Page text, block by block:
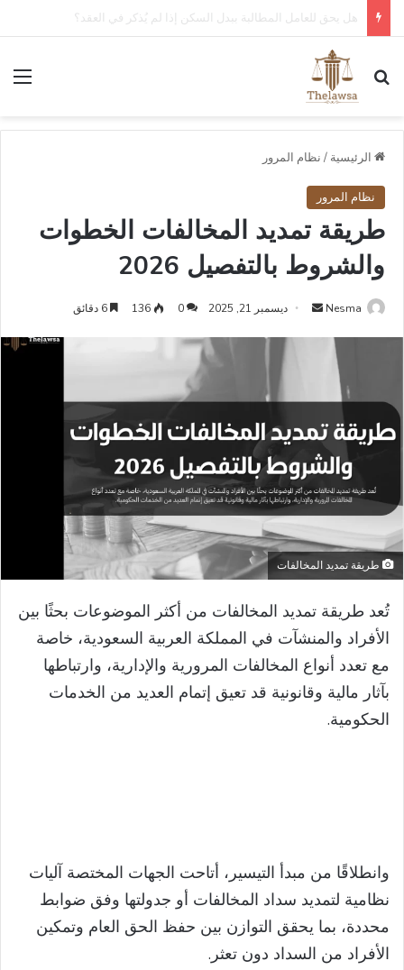
كم مدة قبول أو رفض عقد العمل الإلكتروني في قوى؟
بحث عن
الرئيسية / نظام المرور
نظام المرور
طريقة تمديد المخالفات الخطوات
والشروط بالتفصيل 2026
Nesma
أرسل ديسمبر 21, 2025 0
136
طريقة تمديد المخالفات
تُعد طريقة تمديد المخالفات من أكثر الموضوعات بحثًا بين
الأفراد والمنشآت في المملكة العربية السعودية، خاصة
مع تعدد أنواع المخالفات المرورية والإدارية، وارتباطها
بآثار مالية وقانونية قد تعيق إتمام العديد من الخدمات
الحكومية.
وانطلاقًا من مبدأ التيسير، أتاحت الجهات المختصة آليات
نظامية لتمديد سداد المخالفات أو جدولتها وفق ضوابط
محددة، بما يحقق التوازن بين حفظ الحق العام وتمكين
الأفراد من السداد دون تعثر.